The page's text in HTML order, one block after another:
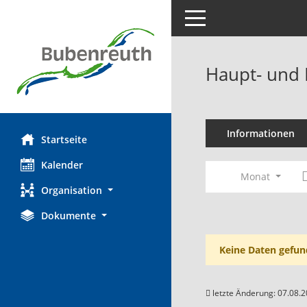
Startseite
Kalender
Organisation
Dokumente
Toggle navigation
Haupt- und
Informationen
Monat
Keine Daten
letzte Änderung: